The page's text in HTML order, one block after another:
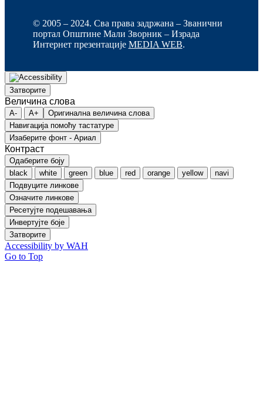
© 2005 – 2024. Сва права задржана – Званични
портал Општине Мали Зворник – Израда
Интернет презентације MEDIA WEB.
Затворите
Величина слова
A- A+
Оригинална величина слова
Навигација помоћу тастатуре
Изаберите фонт - Ариал
Контраст
Одаберите боју
black
white green blue red orange yellow
navi
Подвуците линкове
Означите линкове
Ресетујте подешавања
Инвертујте боје
Затворите
Accessibility by WAH
Go to Top